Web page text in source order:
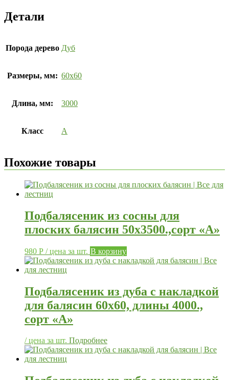
Детали
Порода дерево Дуб
Размеры, мм: 60х60
Длина, мм: 3000
Класс А
Похожие товары
Подбалясеник из сосны для
плоских балясин 50х3500.,сорт «А»
980 Р / цена за шт. В корзину
Подбалясеник из дуба с накладкой
для балясин 60х60, длины 4000.,
сорт «А»
/ цена за шт. Подробнее